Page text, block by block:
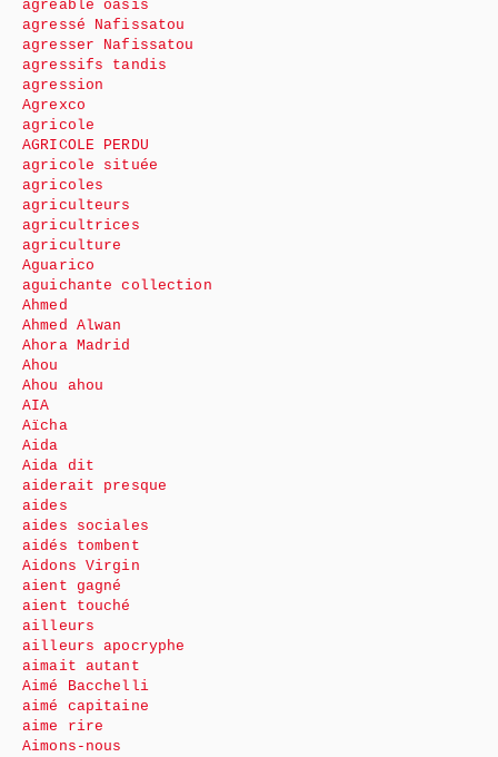
agréable oasis
agressé Nafissatou
agresser Nafissatou
agressifs tandis
agression
Agrexco
agricole
AGRICOLE PERDU
agricole située
agricoles
agriculteurs
agricultrices
agriculture
Aguarico
aguichante collection
Ahmed
Ahmed Alwan
Ahora Madrid
Ahou
Ahou ahou
AIA
Aïcha
Aida
Aida dit
aiderait presque
aides
aides sociales
aidés tombent
Aidons Virgin
aient gagné
aient touché
ailleurs
ailleurs apocryphe
aimait autant
Aimé Bacchelli
aimé capitaine
aime rire
Aimons-nous